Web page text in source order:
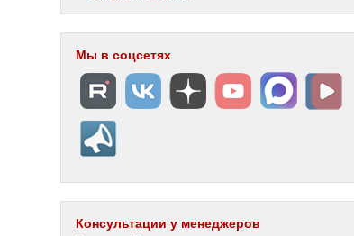
Мы в соцсетях
Консультации у менеджеров